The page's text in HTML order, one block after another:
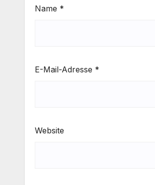
Name *
E-Mail-Adresse *
Website